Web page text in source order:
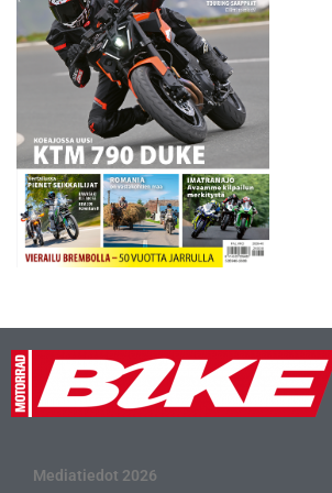
Mediatiedot 2026